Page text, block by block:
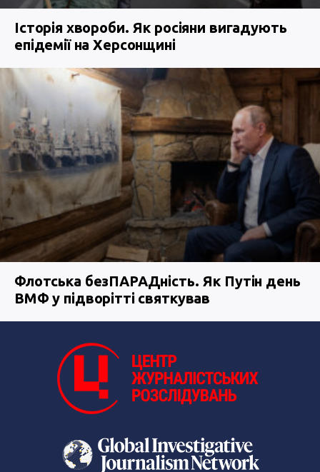
Історія хвороби. Як росіяни вигадують
епідемії на Херсонщині
Флотська безПАРАДність. Як Путін день
ВМФ у підворітті святкував